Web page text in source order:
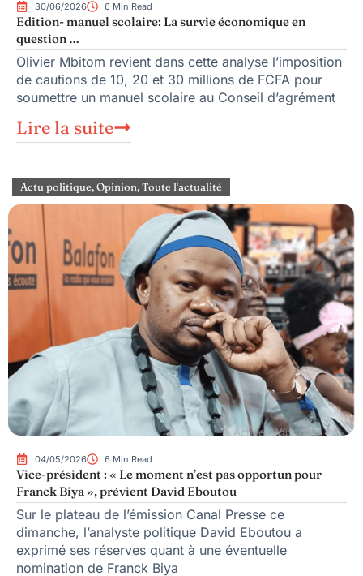
30/06/2026 6 Min Read
Edition- manuel scolaire: La survie économique en
question …
Olivier Mbitom revient dans cette analyse l’imposition
de cautions de 10, 20 et 30 millions de FCFA pour
soumettre un manuel scolaire au Conseil d’agrément
Lire la suite
Actu politique,Opinion,Toute l'actualité
04/05/2026 6 Min Read
Vice-président : « Le moment n’est pas opportun pour
Franck Biya », prévient David Eboutou
Sur le plateau de l’émission Canal Presse ce
dimanche, l’analyste politique David Eboutou a
exprimé ses réserves quant à une éventuelle
nomination de Franck Biya